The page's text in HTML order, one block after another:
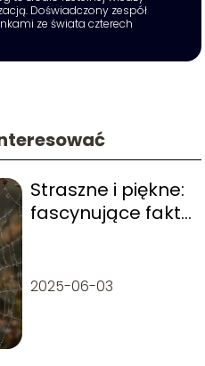
Doświadczony zespół
ze świata czterech
Straszne i piękne:
fascynujące fakty
2025-06-03